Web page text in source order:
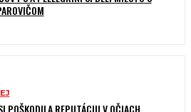
POŠKODILA REPUTÁCIU V OČIACH